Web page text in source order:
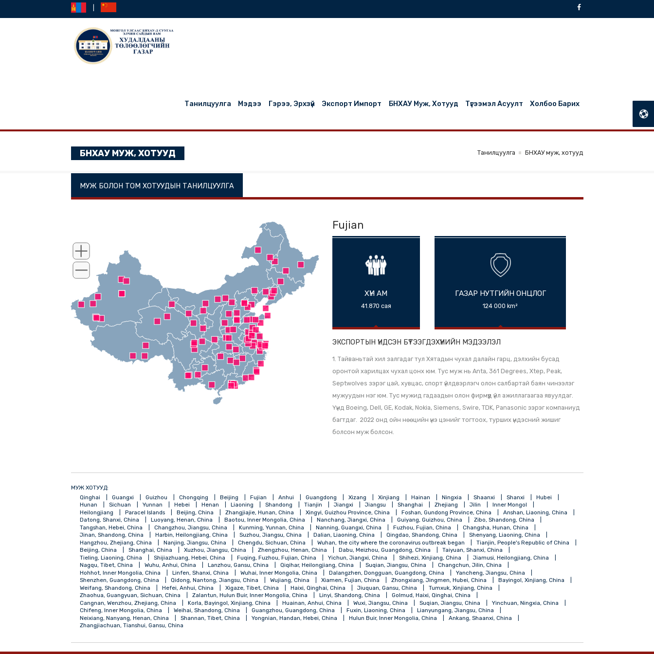
|
Холбоо Барих
БНХАУ МУЖ, ХОТУУД
ХҮН АМ
41.870 сая
ГАЗАР НУТГИЙН ОНЦЛОГ
ЭКСПОРТЫН ҮНДСЭН БҮТЭЭГДЭХҮҮНИЙН МЭДЭЭЛЭЛ
1. Тайваньтай хил залгадаг тул Хятадын чухал далайн гарц, дэлхийн бусад
оронтой харилцах чухал цонх юм. Тус муж нь Anta, 361 Degrees, Xtep, Peak,
Septwolves зэрэг цай, хувцас, спорт үйлдвэрлэгч олон салбартай баян чинээлэг
МУЖ ХОТУУД:
Qinghai
Guangxi Guizhou Chongqing Beijing Fujian Anhui Guangdong Xizang Xinjiang Hainan Ningxia
Hunan
Sichuan Yunnan Hebei Henan Liaoning Shandong Tianjin Jiangxi Jiangsu Shanghai Zhejiang Jilin
Inner Mongol
Heilongjiang
Paracel Islands Beijing, China Zhangjiajie, Hunan, China Xingyi, Guizhou Province, China Foshan, Gundong Province, China
Datong, Shanxi, China Luoyang, Henan, China Baotou, Inner Mongolia, China Nanchang, Jiangxi, China Guiyang, Guizhou, China Zibo, Shandong, China
Tangshan, Hebei, China Changzhou, Jiangsu, China Kunming, Yunnan, China Nanning, Guangxi, China Fuzhou, Fujian, China
Changsha, Hunan, China
Jinan, Shandong, China
Harbin, Heilongjiang, China Suzhou, Jiangsu, China Dalian, Liaoning, China Qingdao, Shandong, China
Hangzhou, Zhejiang, China
Nanjing, Jiangsu, China Chengdu, Sichuan, China Wuhan, the city where the coronavirus outbreak began
Tianjin, People's Republic of China
Beijing, China
Shanghai, China Xuzhou, Jiangsu, China Zhengzhou, Henan, China Dabu, Meizhou, Guangdong, China
Taiyuan, Shanxi, China
Tieling, Liaoning, China
Shijiazhuang, Hebei, China Fuqing, Fuzhou, Fujian, China Yichun, Jiangxi, China Shihezi, Xinjiang, China
Nagqu, Tibet, China
Wuhu, Anhui, China
Shenzhen, Guangdong, China
Qidong, Nantong, Jiangsu, China Wujiang, China Xiamen, Fujian, China Zhongxiang, Jingmen, Hubei, China
Bayingol, Xinjiang, China